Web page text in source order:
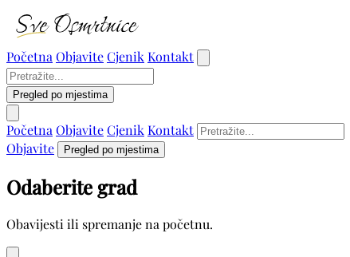
Početna ObjaviteCjenik Kontakt
Pregled po mjestima
Početna ObjaviteCjenik Kontakt
Objavite
Pregled po mjestima
Odaberite grad
Obavijesti ili spremanje na početnu.